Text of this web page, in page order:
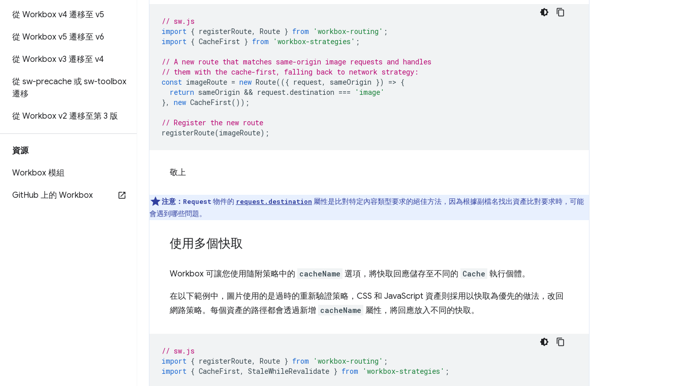
從 Workbox v4 遷移至 v5
從 Workbox v5 遷移至 v6
從 Workbox v3 遷移至 v4
從 sw-precache 或 sw-toolbox
遷移
從 Workbox v2 遷移至第 3 版
資源
Workbox 模組
GitHub 上的 Workbox
// sw.js
import { registerRoute, Route } from 'workbox-routing' ;
import { CacheFirst } from 'workbox-strategies' ;
// A new route that matches same-origin image requests and handles
// them with the cache-first, falling back to network strategy:
const imageRoute = new Route(({ request, sameOrigin }) => {
return sameOrigin && request.destination ===
'image'
},
new CacheFirst());
// Register the new route
registerRoute(imageRoute);
敬上
注意： Request 物件的 request.destination 屬性是比對特定內容類型要求的絕佳方法，因為根據副檔名找出資產比對要求時，可能
會遇到哪些問題。
使用多個快取
Workbox 可讓您使用隨附策略中的 cacheName 選項，將快取回應儲存至不同的 Cache 執行個體。
在以下範例中，圖片使用的是過時的重新驗證策略，CSS 和 JavaScript 資產則採用以快取為優先的做法，改回
網路策略。每個資產的路徑都會透過新增 cacheName 屬性，將回應放入不同的快取。
// sw.js
import { registerRoute, Route } from 'workbox-routing' ;
import { CacheFirst, StaleWhileRevalidate } from 'workbox-strategies' ;